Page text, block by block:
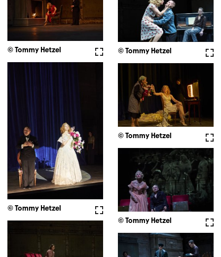
Vollbild
© Tommy Hetzel © Tommy Hetzel
Vollbild
© Tommy Hetzel
© Tommy Hetzel
© Tommy Hetzel